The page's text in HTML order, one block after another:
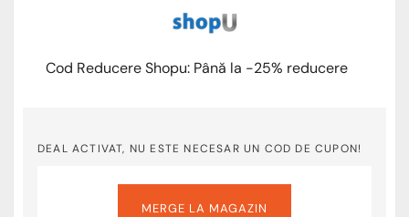
Cod Reducere Shopu: Până la -25% reducere
DEAL ACTIVAT, NU ESTE NECESAR UN COD DE CUPON!
MERGE LA MAGAZIN